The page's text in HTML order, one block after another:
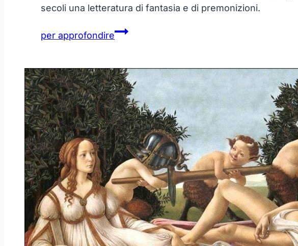
secoli una letteratura di fantasia e di premonizioni.
per approfondireCol
Luna